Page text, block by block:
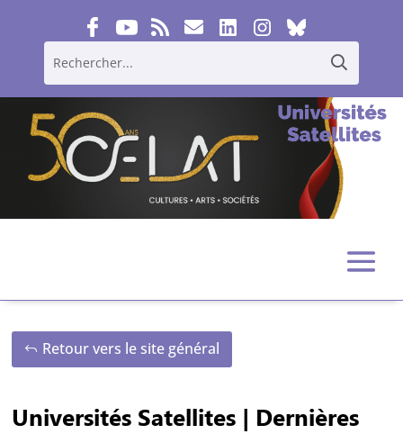
Retour vers le site général
Universités Satellites | Dernières